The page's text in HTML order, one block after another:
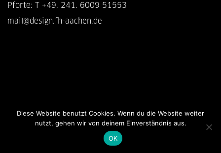
Pforte: T +49. 241. 6009 51553
mail@design.fh-aachen.de
Diese Website benutzt Cookies. Wenn du die Website weiter
nutzt, gehen wir von deinem Einverständnis aus.
OK